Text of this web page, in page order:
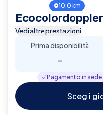
10.0 km
Vedi altre prestazioni
Prima disponibilità
-
Pagamento in sede
Scegli